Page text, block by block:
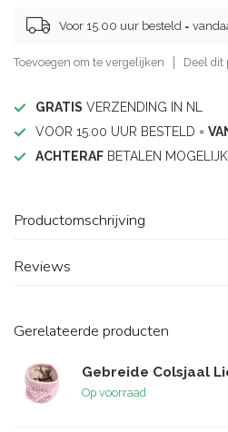
Voor 15.00 uur besteld =
Toevoegen om te vergelijken Deel dit
GRATIS VERZENDING IN NL
VOOR 15.00 UUR BESTELD =
ACHTERAF BETALEN
Productomschrijving
Reviews
Gerelateerde producten
Gebreide Colsjaal
Op voorraad